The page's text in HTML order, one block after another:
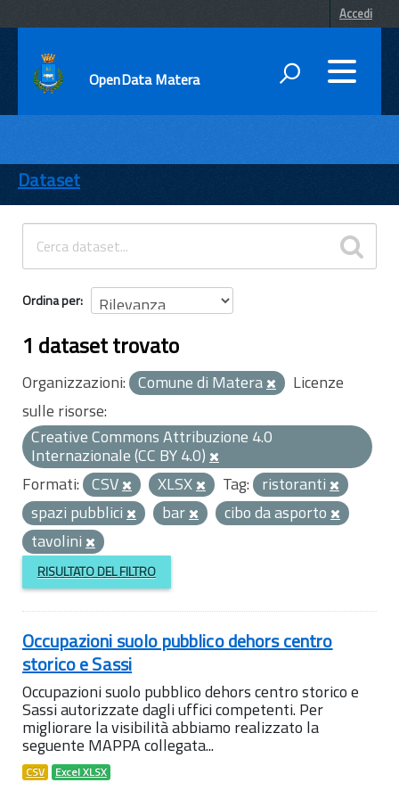
Accedi
OpenData Matera
ENTI
TEMI
INFORMAZIONI
Dataset
Ordina per
1 dataset trovato
Organizzazioni: Comune di Matera
Licenze
sulle risorse:
Creative Commons Attribuzione 4.0
Internazionale (CC BY 4.0)
Formati: CSV XLSX Tag: ristoranti
spazi pubblici
bar
cibo da asporto
tavolini
RISULTATO DEL FILTRO
Occupazioni suolo pubblico dehors centro
storico e Sassi
Occupazioni suolo pubblico dehors centro storico e
Sassi autorizzate dagli uffici competenti. Per
migliorare la visibilità abbiamo realizzato la
seguente MAPPA collegata...
CSV Excel XLSX